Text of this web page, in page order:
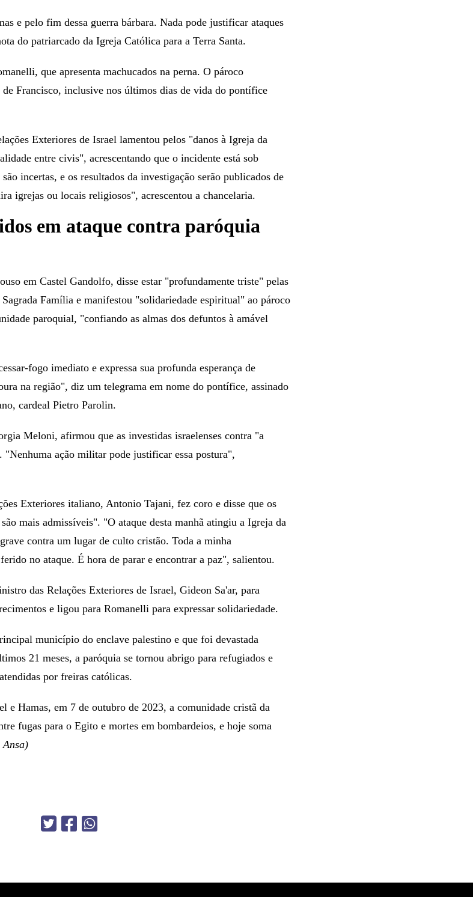
e pelo fim dessa guerra bárbara. Nada pode justificar ataques
do patriarcado da Igreja Católica para a Terra Santa.
que apresenta machucados na perna. O pároco
de Francisco, inclusive nos últimos dias de vida do pontífice
Exteriores de Israel lamentou pelos "danos à Igreja da
entre civis", acrescentando que o incidente está sob
incertas, e os resultados da investigação serão publicados de
igrejas ou locais religiosos", acrescentou a chancelaria.
em ataque contra paróquia
em Castel Gandolfo, disse estar "profundamente triste" pelas
Família e manifestou "solidariedade espiritual" ao pároco
paroquial, "confiando as almas dos defuntos à amável
fogo imediato e expressa sua profunda esperança de
na região", diz um telegrama em nome do pontífice, assinado
cardeal Pietro Parolin.
Meloni, afirmou que as investidas israelenses contra "a
ação militar pode justificar essa postura",
Exteriores italiano, Antonio Tajani, fez coro e disse que os
mais admissíveis". "O ataque desta manhã atingiu a Igreja da
contra um lugar de culto cristão. Toda a minha
no ataque. É hora de parar e encontrar a paz", salientou.
das Relações Exteriores de Israel, Gideon Sa'ar, para
e ligou para Romanelli para expressar solidariedade.
município do enclave palestino e que foi devastada
21 meses, a paróquia se tornou abrigo para refugiados e
por freiras católicas.
e Hamas, em 7 de outubro de 2023, a comunidade cristã da
fugas para o Egito e mortes em bombardeios, e hoje soma
Ansa)